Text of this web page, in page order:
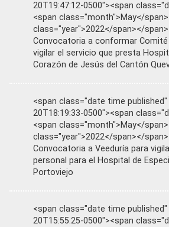
20T19:47:12-0500"><span
<span class="month">May</
class="year">2022</span></span>
Convocatoria a conformar Comité
vigilar el servicio que presta
Corazón de Jesús del Cantón
<span class="date time
20T18:19:33-0500"><span
<span class="month">May</
class="year">2022</span></span>
Convocatoria a Veeduría para
personal para el Hospital de
Portoviejo
<span class="date time
20T15:55:25-0500"><span